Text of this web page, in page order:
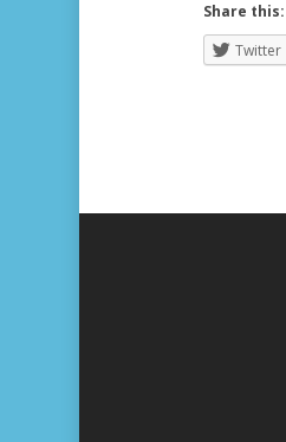
Share this:
Twitter